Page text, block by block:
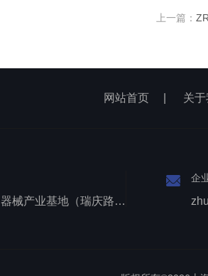
上一篇：
网站首页 关
上海张江医疗器械产业基地（瑞庆路528号）
企